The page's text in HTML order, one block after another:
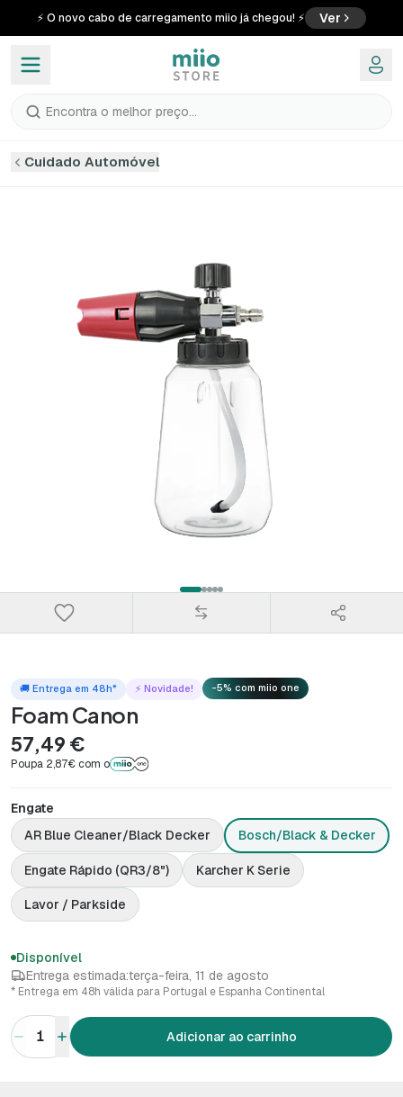
⚡ O novo cabo de carregamento miio já chegou! ⚡ Ver
Encontra o melhor preço...
Cuidado Automóvel
🚚 Entrega em 48h* ⚡ Novidade! -5% com miio one
Foam Canon
57,49 €
Poupa 2,87€ com o
Engate
AR Blue Cleaner/Black Decker
Bosch/Black & Decker
Engate Rápido (QR3/8") Karcher K Serie
Lavor / Parkside
Disponível
Entrega estimada:terça-feira, 11 de agosto
* Entrega em 48h válida para Portugal e Espanha Continental
1 Adicionar ao carrinho